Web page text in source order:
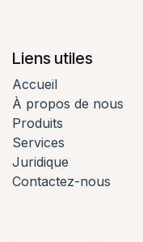
Liens utiles
Accueil
À propos de nous
Produits
Services
Juridique
Contactez-nous